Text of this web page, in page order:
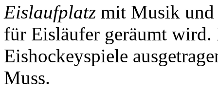
Eislaufplatz mit Musik
für Eisläufer geräumt wird.
Eishockeyspiele
Muss.